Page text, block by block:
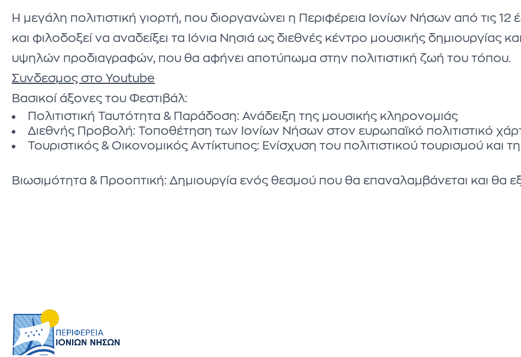
Η μεγάλη πολιτιστική γιορτή, που διοργανώνει η Περιφέρεια Ιονίων Νήσων από τις
και φιλοδοξεί να αναδείξει τα Ιόνια Νησιά ως διεθνές κέντρο μουσικής δημιουργίας
υψηλών προδιαγραφών, που θα αφήνει αποτύπωμα στην πολιτιστική ζωή του τόπου.
Συνδεσμος στο Youtube
Βασικοί άξονες του Φεστιβάλ:
Πολιτιστική Ταυτότητα & Παράδοση: Ανάδειξη της μουσικής κληρονομιάς
Διεθνής Προβολή: Τοποθέτηση των Ιονίων Νήσων στον ευρωπαϊκό πολιτιστικό
Τουριστικός & Οικονομικός Αντίκτυπος: Ενίσχυση του πολιτιστικού τουρισμού και
Βιωσιμότητα & Προοπτική: Δημιουργία ενός θεσμού που θα επαναλαμβάνεται και θα